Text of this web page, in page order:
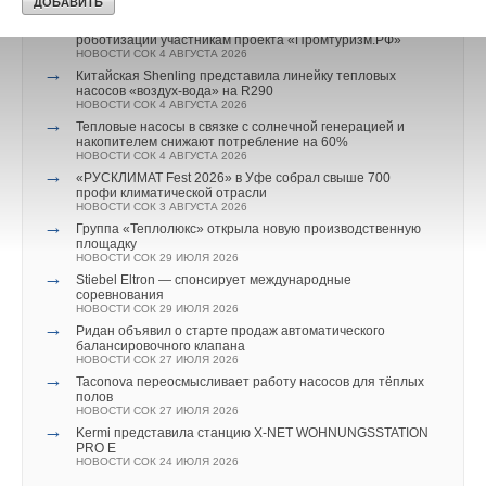
НОВОСТИ СОК 5 АВГУСТА 2026
роботизации участникам проекта «Промтуризм.РФ»
НОВОСТИ СОК 4 АВГУСТА 2026
→
Китайская Shenling представила линейку тепловых
насосов «воздух-вода» на R290
НОВОСТИ СОК 4 АВГУСТА 2026
→
Тепловые насосы в связке с солнечной генерацией и
накопителем снижают потребление на 60%
НОВОСТИ СОК 4 АВГУСТА 2026
→
«РУСКЛИМАТ Fest 2026» в Уфе собрал свыше 700
профи климатической отрасли
НОВОСТИ СОК 3 АВГУСТА 2026
→
Группа «Теплолюкс» открыла новую производственную
площадку
НОВОСТИ СОК 29 ИЮЛЯ 2026
→
Stiebel Eltron — спонсирует международные
соревнования
НОВОСТИ СОК 29 ИЮЛЯ 2026
→
Ридан объявил о старте продаж автоматического
балансировочного клапана
НОВОСТИ СОК 27 ИЮЛЯ 2026
→
Taconova переосмысливает работу насосов для тёплых
полов
НОВОСТИ СОК 27 ИЮЛЯ 2026
→
Kermi представила станцию X-NET WOHNUNGSSTATION
PRO E
НОВОСТИ СОК 24 ИЮЛЯ 2026